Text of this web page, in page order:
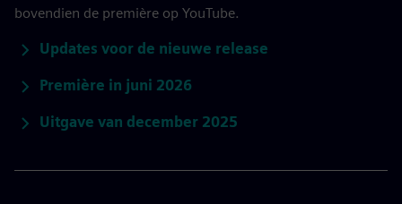
bovendien de première op YouTube.
Updates voor de nieuwe release
Première in juni 2026
Uitgave van december 2025